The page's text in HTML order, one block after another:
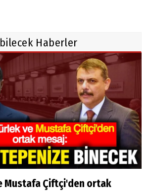
Haberler
Mustafa Çiftçi'den ortak